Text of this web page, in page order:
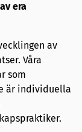
era
av
Våra
som
är individuella